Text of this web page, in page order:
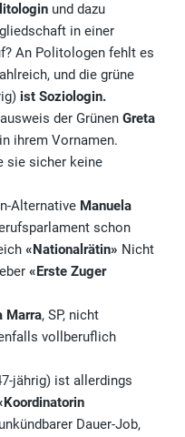
und dazu
in einer
An Politologen fehlt es
und die grüne
ist Soziologin.
der Grünen Greta
ihrem Vornamen.
sie sicher keine
Alternative Manuela
schon
«Nationalrätin» Nicht
«Erste Zuger
Marra, SP, nicht
vollberuflich
jährig) ist allerdings
Dauer-Job,